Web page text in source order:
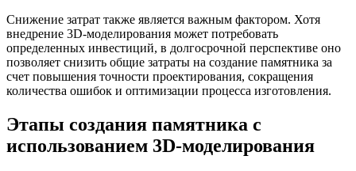
Снижение затрат также является важным фактором. Хотя
внедрение 3D-моделирования может потребовать
определенных инвестиций, в долгосрочной перспективе оно
позволяет снизить общие затраты на создание памятника за
счет повышения точности проектирования, сокращения
количества ошибок и оптимизации процесса изготовления.
Этапы создания памятника с
использованием 3D-моделирования